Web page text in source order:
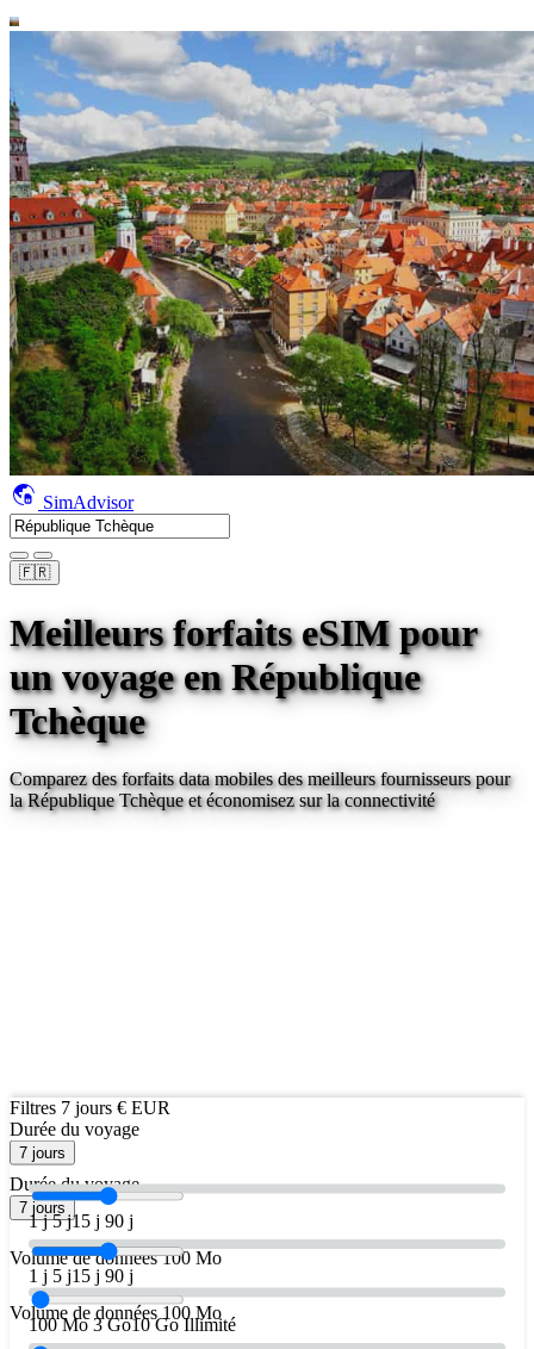
SimAdvisor
🇫🇷
Meilleurs forfaits eSIM pour
un voyageen République
Tchèque
Comparez des forfaits data mobiles des meilleurs fournisseurs pour
la République Tchèqueet économisez sur la connectivité
Filtres 7 jours € EUR
Durée du voyage
7 jours
1 j 5 j15 j 90 j
Volume de données 100 Mo
100 Mo 3 Go10 Go Illimité
Durée du voyage
7 jours
1 j 5 j15 j 90 j
Volume de données 100 Mo